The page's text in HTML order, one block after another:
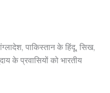
पाकिस्तान के हिंदू, सिख,
के प्रवासियों को भारतीय